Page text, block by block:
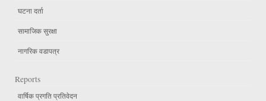
घटना दर्ता
सामाजिक सुरक्षा
नागरिक वडापत्र
Reports
वार्षिक प्रगति प्रतिवेदन